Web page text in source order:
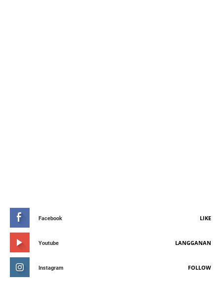
Facebook LIKE
Youtube LANGGANAN
Instagram FOLLOW